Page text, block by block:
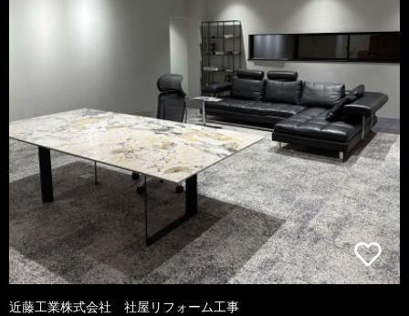
近藤工業株式会社 社屋リフォーム工事